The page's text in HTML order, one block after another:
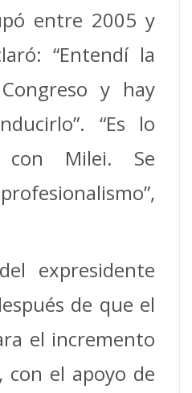
entre 2005 y
“Entendí la
y hay
“Es lo
Milei. Se
expresidente
de que el
el incremento
con el apoyo de